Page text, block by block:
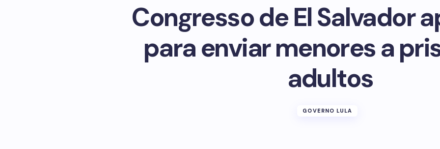
Congresso de El Salvador
para enviar menores a
adultos
GOVERNO LULA